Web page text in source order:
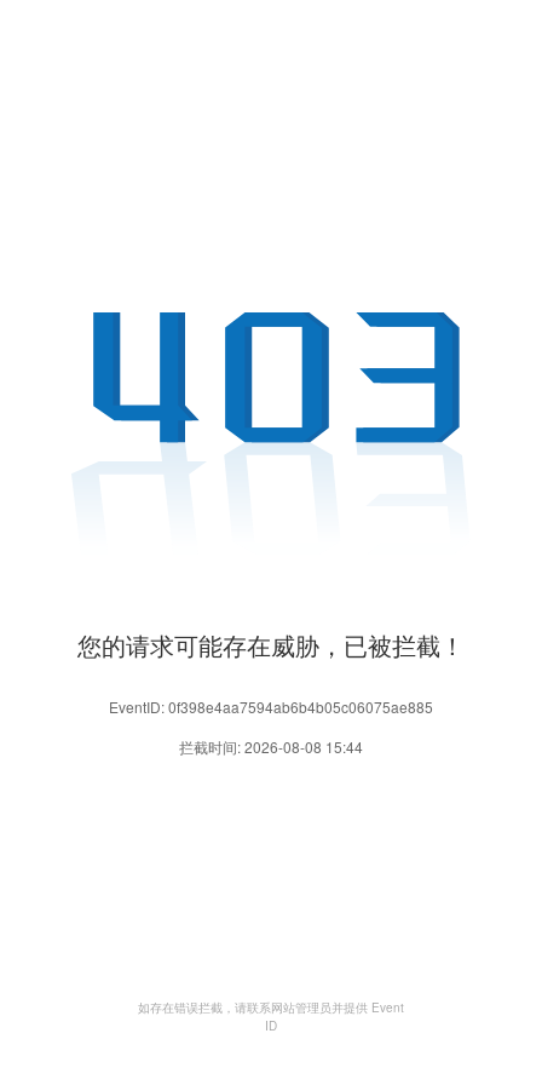
您的请求可能存在威胁，已被拦截！
EventID: 0f398e4aa7594ab6b4b05c06075ae885
拦截时间: 2026-08-08 15:44
如存在错误拦截，请联系网站管理员并提供 Event
ID